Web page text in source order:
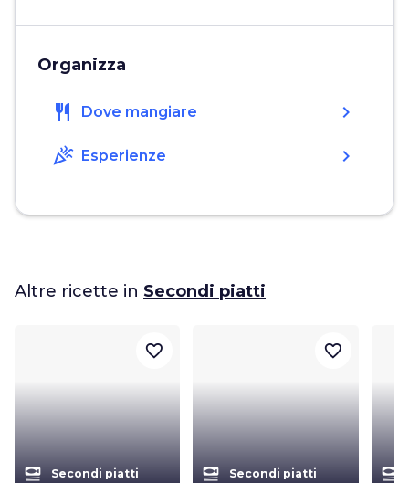
Organizza
restaurant Dove mangiare chevron_right
celebration Esperienze chevron_right
Altre ricette in Secondi piatti
set_meal Secondi piatti
favorite_border
set_meal Secondi piatti
favorite_border
set_meal